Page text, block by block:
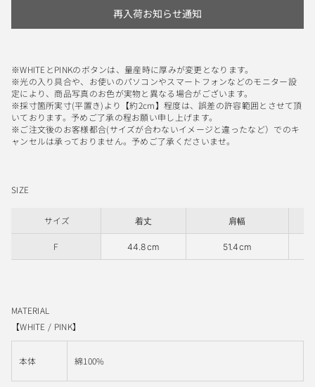
再入荷お知らせ通知
※WHITEとPINKのボタンは、量産時に厚みが変更となります。
※光の入り具合や、お使いのパソコンやスマートフォンなどのモニター設
定により、商品写真のお色が実物と異なる場合がございます。
※採寸箇所実寸(平置き)より【約2cm】程度は、誤差の許容範囲とさせて頂
いております。予めご了承の程お願い申し上げます。
※ご注文後のお客様都合(サイズが合わないイメージと違ったなど）でのキ
ャンセルは承っておりません。予めご了承くださいませ。
SIZE
サイズ 着丈 肩幅
F 44.8cm 51.4cm
MATERIAL
【WHITE / PINK】
本体 綿100%